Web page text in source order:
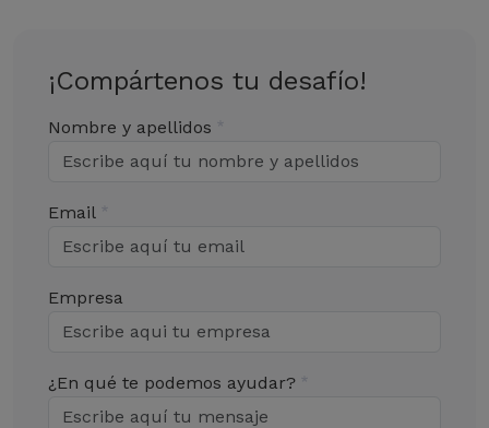
¡Compártenos tu desafío!
Nombre y apellidos
Email
Empresa
¿En qué te podemos ayudar?